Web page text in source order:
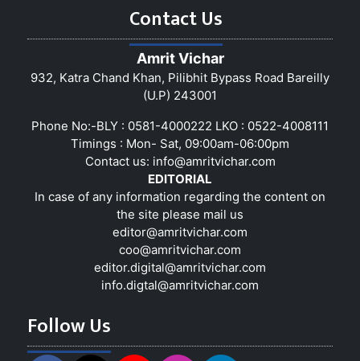
Contact Us
Amrit Vichar
932, Katra Chand Khan, Pilibhit Bypass Road Bareilly
(U.P) 243001
Phone No:-BLY : 0581-4000222 LKO : 0522-4008111
Timings : Mon- Sat, 09:00am-06:00pm
Contact us: info@amritvichar.com
EDITORIAL
In case of any information regarding the content on
the site please mail us
editor@amritvichar.com
coo@amritvichar.com
editor.digital@amritvichar.com
info.digtal@amritvichar.com
Follow Us